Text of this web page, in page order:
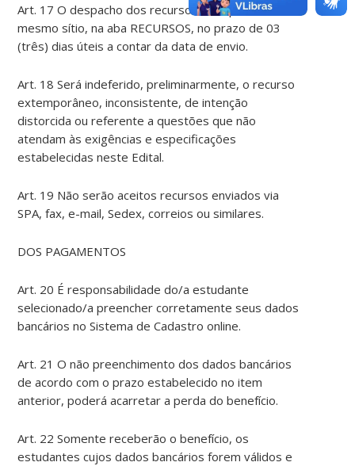
Art. 17 O despacho dos recursos será publicado no
mesmo sítio, na aba RECURSOS, no prazo de 03
(três) dias úteis a contar da data de envio.
Art. 18 Será indeferido, preliminarmente, o recurso
extemporâneo, inconsistente, de intenção
distorcida ou referente a questões que não
atendam às exigências e especificações
estabelecidas neste Edital.
Art. 19 Não serão aceitos recursos enviados via
SPA, fax, e-mail, Sedex, correios ou similares.
DOS PAGAMENTOS
Art. 20 É responsabilidade do/a estudante
selecionado/a preencher corretamente seus dados
bancários no Sistema de Cadastro online.
Art. 21 O não preenchimento dos dados bancários
de acordo com o prazo estabelecido no item
anterior, poderá acarretar a perda do benefício.
Art. 22 Somente receberão o benefício, os
estudantes cujos dados bancários forem válidos e